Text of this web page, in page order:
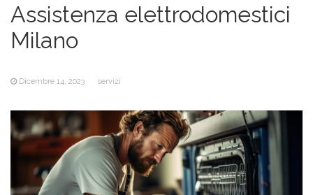
Assistenza elettrodomestici
Milano
Dicembre 14, 2023 servizi